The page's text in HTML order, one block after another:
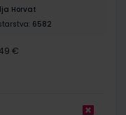
Horvat
6582
€